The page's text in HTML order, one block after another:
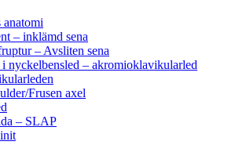
anatomi
– inklämd sena
– Avsliten sena
nyckelbensled – akromioklavikularled
Frusen axel
– SLAP